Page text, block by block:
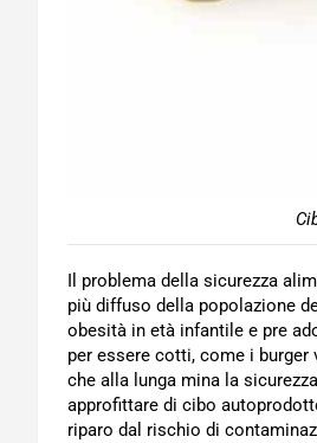
Il problema della sicurezza
più diffuso della popolazione
obesità in età infantile e pre
per essere cotti, come i
che alla lunga mina la
approfittare di cibo
riparo dal rischio di